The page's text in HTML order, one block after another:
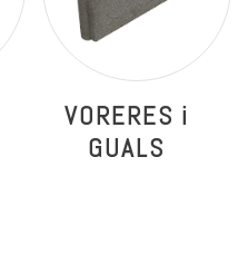
VORERES i
GUALS